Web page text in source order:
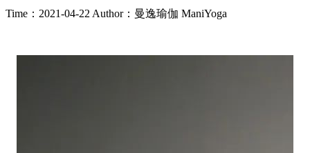
Time：2021-04-22 Author：曼逸瑜伽 ManiYoga